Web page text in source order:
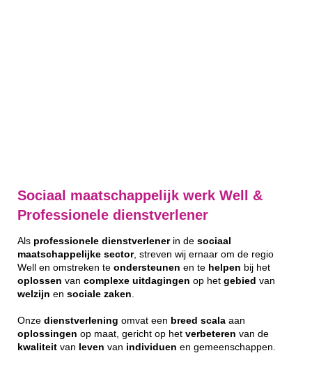
Sociaal maatschappelijk werk Well &
Professionele dienstverlener
Als professionele dienstverlenerin de sociaal
maatschappelijke sector, streven wij ernaar om de regio
Well en omstreken te ondersteunen en te helpen bij het
oplossen van complexe uitdagingen op het gebied van
welzijn en sociale zaken
Onze dienstverlening omvat een breed scala aan
oplossingen op maat, gericht op het verbeteren van de
kwaliteit van leven van individuen en gemeenschappen.